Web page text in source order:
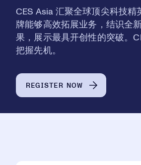
CES Asia 汇聚全球顶尖科技
牌能够高效拓展业务，结识全
果，展示最具开创性的突破。
把握先机。
REGISTER NOW